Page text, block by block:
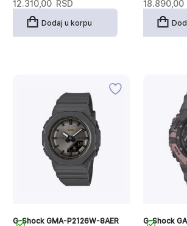
12.310,00 RSD
Dodaj u korpu
18.890,00
G-Shock GMA-P2126W-8AER G-Shock